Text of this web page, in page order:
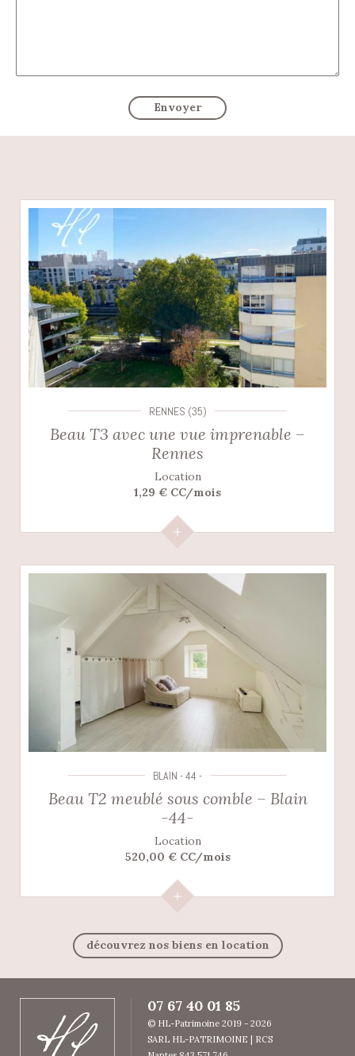
RENNES (35)
Beau T3 avec une vue imprenable –
Rennes
Location
1,29 € CC/mois
BLAIN - 44 -
Beau T2 meublé sous comble – Blain
-44-
Location
520,00 € CC/mois
découvrez nos biens en location
07 67 40 01 85
© HL-Patrimoine 2019 - 2026
SARL HL-PATRIMOINE | RCS